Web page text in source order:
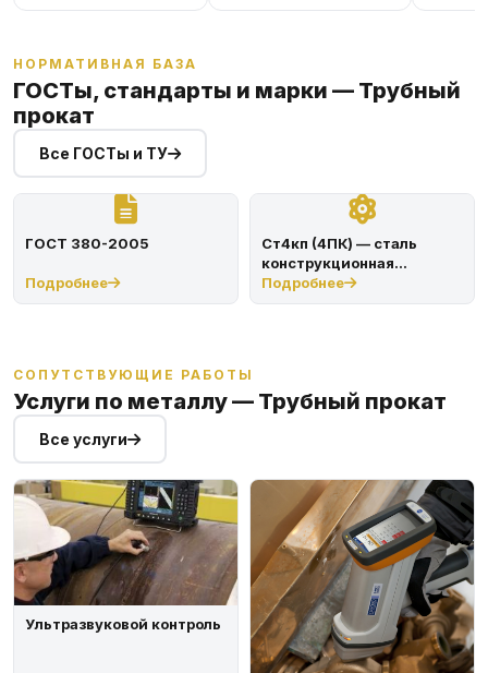
антикоррозийных свойств, повышенной пластичности и
Цветной трубный прокат активно используется в авиационной,
НОРМАТИВНАЯ БАЗА
ГОСТы, стандарты и марки — Трубный
прокат
Все ГОСТы и ТУ
ГОСТ 380-2005
Подробнее
Ст4кп (4ПК) — сталь
конструкционная
углеродистая по ГОСТ
380-2005
Подробнее
СОПУТСТВУЮЩИЕ РАБОТЫ
Услуги по металлу — Трубный прокат
Все услуги
Ультразвуковой контроль